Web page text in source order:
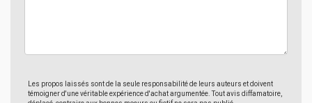
Les propos laissés sont de la seule responsabilité de leurs auteurs et doivent
témoigner d'une véritable expérience d'achat argumentée. Tout avis diffamatoire,